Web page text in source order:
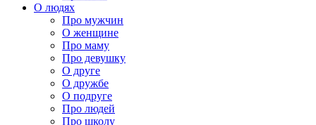
О людях
Про мужчин
О женщине
Про маму
Про девушку
О друге
О дружбе
О подруге
Про людей
Про школу